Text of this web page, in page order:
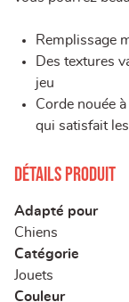
Remplissage
Des textures
jeu
Corde nouée
qui satisfait
Détails produit
Adapté pour
Chiens
Catégorie
Jouets
Couleur